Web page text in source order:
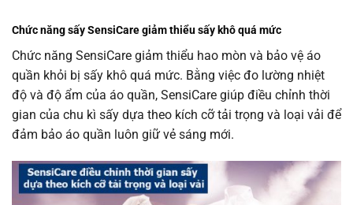
Chức năng sấy SensiCare giảm thiểu sấy khô quá mức
Chức năng SensiCare giảm thiểu hao mòn và bảo vệ áo
quần khỏi bị sấy khô quá mức. Bằng việc đo lường nhiệt
độ và độ ẩm của áo quần, SensiCare giúp điều chỉnh thời
gian của chu kì sấy dựa theo kích cỡ tải trọng và loại vải để
đảm bảo áo quần luôn giữ vẻ sáng mới.